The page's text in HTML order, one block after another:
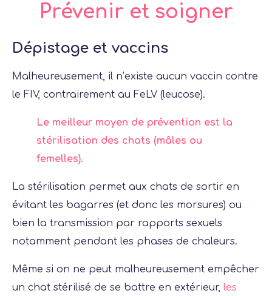
Prévenir et soigner
Dépistage et vaccins
Malheureusement, il n’existe aucun vaccin contre
le FIV, contrairement au FeLV (leucose).
Le meilleur moyen de prévention est la
stérilisation des chats (mâles ou
femelles).
La stérilisation permet aux chats de sortir en
évitant les bagarres (et donc les morsures) ou
bien la transmission par rapports sexuels
notamment pendant les phases de chaleurs.
Même si on ne peut malheureusement empêcher
un chat stérilisé de se battre en extérieur, les